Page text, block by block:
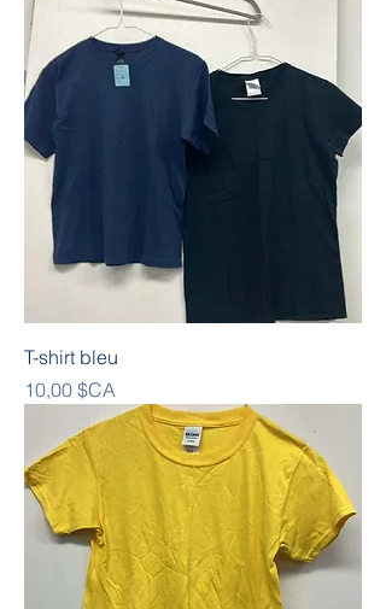
T-shirt bleu
Prix
10,00 $CA